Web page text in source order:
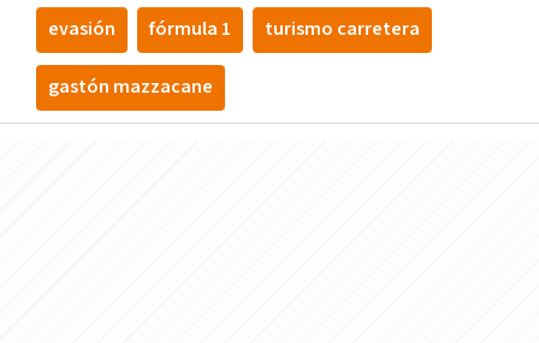
evasión fórmula 1 turismo carretera
gastón mazzacane